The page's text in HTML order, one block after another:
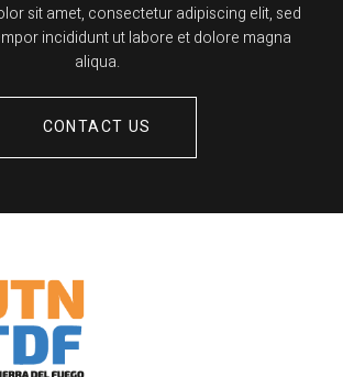
sit amet, consectetur adipiscing elit, sed
incididunt ut labore et dolore magna
aliqua.
CONTACT US